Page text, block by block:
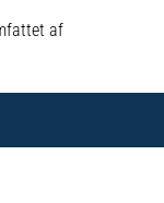
af